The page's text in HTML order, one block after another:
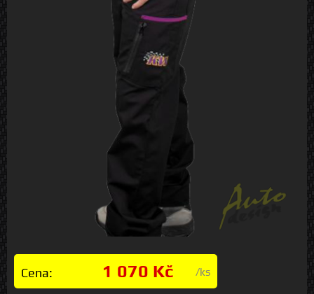
Cena: 1 070 Kč /ks